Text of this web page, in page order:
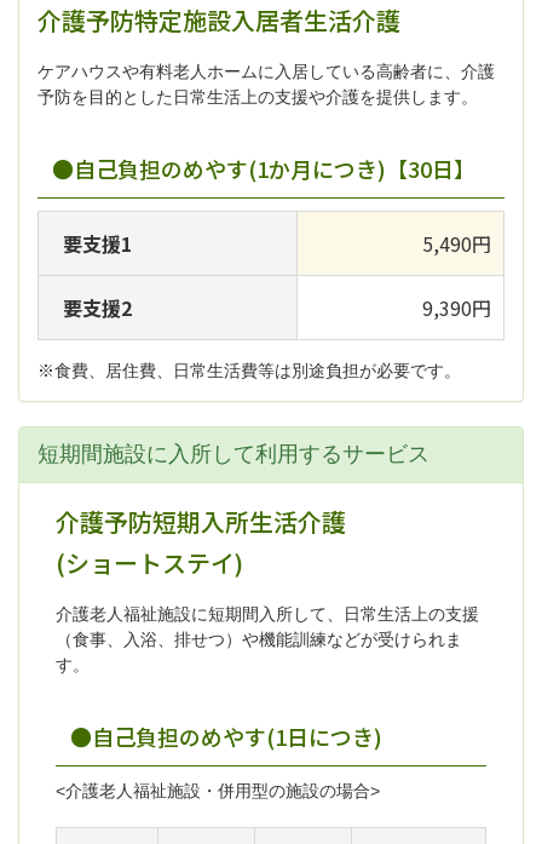
介護予防特定施設入居者生活介護
ケアハウスや有料老人ホームに入居している高齢者に、介護
予防を目的とした日常生活上の支援や介護を提供します。
●自己負担のめやす(1か月につき)【30日】
要支援1 5,490円
要支援2 9,390円
※食費、居住費、日常生活費等は別途負担が必要です。
短期間施設に入所して利用するサービス
介護予防短期入所生活介護
(ショートステイ)
介護老人福祉施設に短期間入所して、日常生活上の支援
（食事、入浴、排せつ）や機能訓練などが受けられま
す。
●自己負担のめやす(1日につき)
<介護老人福祉施設・併用型の施設の場合>